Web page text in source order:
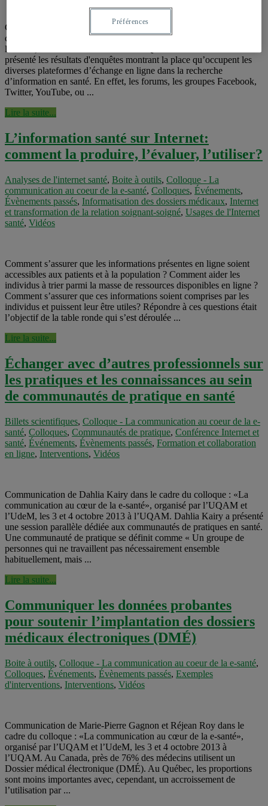
Communication de Christine Thoër dans le cadre du colloque : «La
communication au cœur de la e-santé», organisé par l’UQAM et
l’UdeM, les 3 et 4 octobre 2013 à l’UQAM. Christine Thoër a
présenté les résultats d'enquêtes montrant la place qu’occupent les
diverses plateformes d’échange en ligne dans la recherche
d’information en santé. En effet, les forums, les groupes Facebook,
Twitter, YouTube, ou ...
Lire la suite...
L’information santé sur Internet:
comment la produire, l’évaluer, l’utiliser?
Analyses de l'internet santé, Boite à outils, Colloque - La
communication au coeur de la e-santé, Colloques, Événements,
Évènements passés, Informatisation des dossiers médicaux, Internet
et transformation de la relation soignant-soigné, Usages de l'Internet
santé, Vidéos
Comment s’assurer que les informations présentes en ligne soient
accessibles aux patients et à la population ? Comment aider les
individus à trier parmi la masse de ressources disponibles en ligne ?
Comment s’assurer que ces informations soient comprises par les
individus et puissent leur être utiles? Répondre à ces questions était
l’objectif de la table ronde qui s’est déroulée ...
Lire la suite...
Échanger avec d’autres professionnels sur
les pratiques et les connaissances au sein
de communautés de pratique en santé
Billets scientifiques, Colloque - La communication au coeur de la e-
santé, Colloques, Communautés de pratique, Conférence Internet et
santé, Événements, Évènements passés, Formation et collaboration
en ligne, Interventions, Vidéos
Communication de Dahlia Kairy dans le cadre du colloque : «La
communication au cœur de la e-santé», organisé par l’UQAM et
l’UdeM, les 3 et 4 octobre 2013 à l’UQAM. Dahlia Kairy a présenté
une session parallèle dédiée aux communautés de pratiques en santé.
Une communauté de pratique se définit comme « Un groupe de
personnes qui ne travaillent pas nécessairement ensemble
habituellement, mais ...
Lire la suite...
Communiquer les données probantes
pour soutenir l’implantation des dossiers
médicaux électroniques (DMÉ)
Boite à outils, Colloque - La communication au coeur de la e-santé,
Colloques, Événements, Évènements passés, Exemples
d'interventions, Interventions, Vidéos
Communication de Marie-Pierre Gagnon et Réjean Roy dans le
cadre du colloque : «La communication au cœur de la e-santé»,
organisé par l’UQAM et l’UdeM, les 3 et 4 octobre 2013 à
l’UQAM. Au Canada, près de 76% des médecins utilisent un
Dossier médical électronique (DMÉ). Au Québec, les proportions
sont moins importantes avec, cependant, un accroissement de
l’utilisation par ...
Préférences